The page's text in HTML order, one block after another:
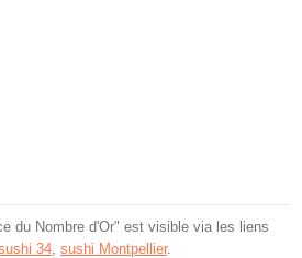
du Nombre d'Or" est visible via les liens
34 sushi Montpellier.